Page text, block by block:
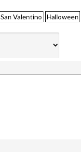
San Valentino Halloween